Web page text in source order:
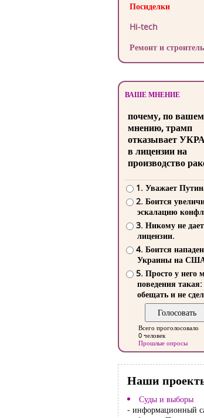
Посиделки
Hi-tech
Ремонт и
ВАШЕ МНЕНИЕ
почему, по
мнению, трамп
отказывает
в лицензии на
производство
1. Уважает
2. Боится
эскалацию
3. Никому не
лицензии.
4. Боится
Украины на
5. Просто у него
поведения такая:
обещать и не
Всего проголосовало
0 человек
Прошлые опросы
Наши
Суды и выборы
- информационный